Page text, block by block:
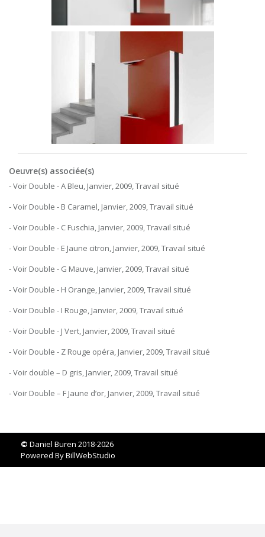
Oeuvre(s) associée(s)
- Voir Double - A Bleu, Janvier, 2009, Travail situé
- Voir Double - B Caramel, Janvier, 2009, Travail situé
- Voir Double - C Fuschia, Janvier, 2009, Travail situé
- Voir Double - E Jaune citron, Janvier, 2009, Travail situé
- Voir Double - G Mauve, Janvier, 2009, Travail situé
- Voir Double - H Orange, Janvier, 2009, Travail situé
- Voir Double - I Rouge, Janvier, 2009, Travail situé
- Voir Double - J Vert, Janvier, 2009, Travail situé
- Voir Double - Z Rouge opéra, Janvier, 2009, Travail situé
- Voir double – D gris, Janvier, 2009, Travail situé
- Voir Double – F Jaune d’or, Janvier, 2009, Travail situé
© Daniel Buren 2018-2026
Powered ByBillWebStudio